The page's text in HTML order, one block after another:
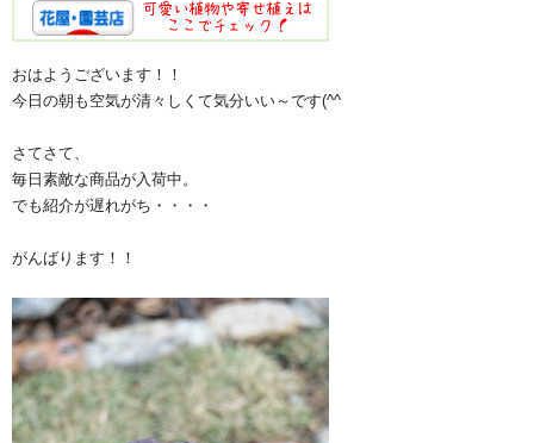
おはようございます！！
今日の朝も空気が清々しくて気分いい～です(^^ゞ
さてさて、
毎日素敵な商品が入荷中。
でも紹介が遅れがち・・・・
がんばります！！